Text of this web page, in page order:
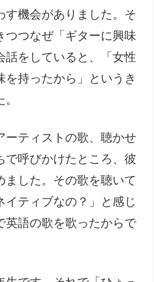
す機会がありました。そ
つつなぜ「ギターに興味
話をしていると、「女性
を持ったから」というき
ーティストの歌、聴かせ
で呼びかけたところ、彼
ました。その歌を聴いて
イティブなの？」と感じ
英語の歌を歌ったからで